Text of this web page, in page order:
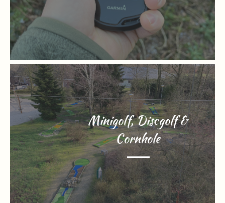
Minigolf, Discgolf &
Cornhole